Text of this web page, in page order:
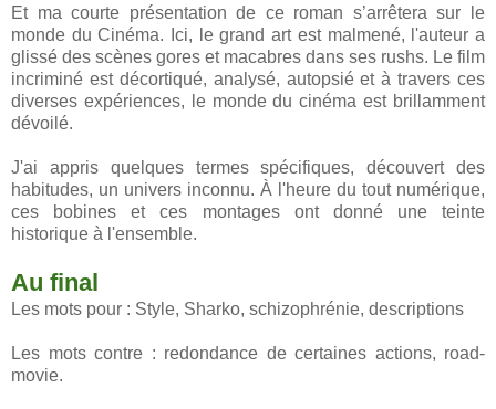
Et ma courte présentation de ce roman s’arrêtera sur le
monde du Cinéma. Ici, le grand art est malmené, l'auteur a
glissé des scènes gores et macabres dans ses rushs. Le film
incriminé est décortiqué, analysé, autopsié et à travers ces
diverses expériences, le monde du cinéma est brillamment
dévoilé.
J'ai appris quelques termes spécifiques, découvert des
habitudes, un univers inconnu. À l'heure du tout numérique,
ces bobines et ces montages ont donné une teinte
historique à l'ensemble.
Au final
Les mots pour : Style, Sharko, schizophrénie, descriptions
Les mots contre : redondance de certaines actions, road-
movie.